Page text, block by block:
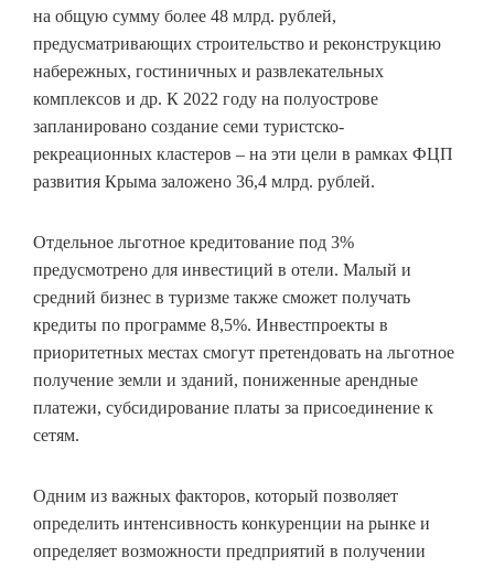
на общую сумму более 48 млрд. рублей,
предусматривающих строительство и реконструкцию
набережных, гостиничных и развлекательных
комплексов и др. К 2022 году на полуострове
запланировано создание семи туристско-
рекреационных кластеров – на эти цели в рамках ФЦП
развития Крыма заложено 36,4 млрд. рублей.
Отдельное льготное кредитование под 3%
предусмотрено для инвестиций в отели. Малый и
средний бизнес в туризме также сможет получать
кредиты по программе 8,5%. Инвестпроекты в
приоритетных местах смогут претендовать на льготное
получение земли и зданий, пониженные арендные
платежи, субсидирование платы за присоединение к
сетям.
Одним из важных факторов, который позволяет
определить интенсивность конкуренции на рынке и
определяет возможности предприятий в получении